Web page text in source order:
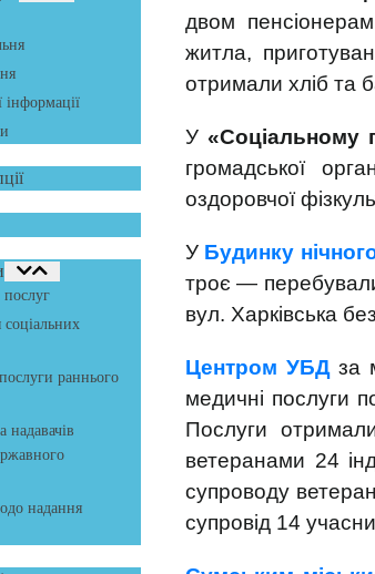
послуг
соціальних
раннього
надавачів
надання
двом
житла,
отримали хліб та
У «Соціальному
громадської
оздоровчої
У Будинку
троє — перебували
вул. Харківська
Центром УБДза
медичні послуги
Послуги
ветеранами 24
супроводу
супровід 14